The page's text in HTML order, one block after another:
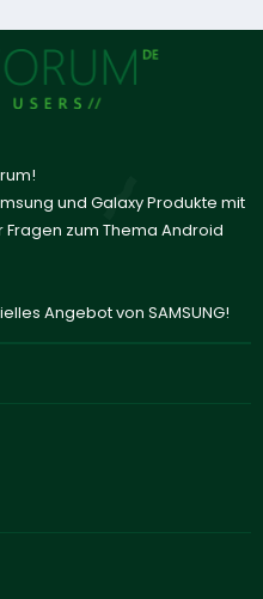
und Galaxy Produkte mit
zum Thema Android
Angebot von SAMSUNG!